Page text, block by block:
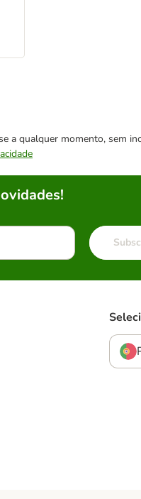
a qualquer momento, sem